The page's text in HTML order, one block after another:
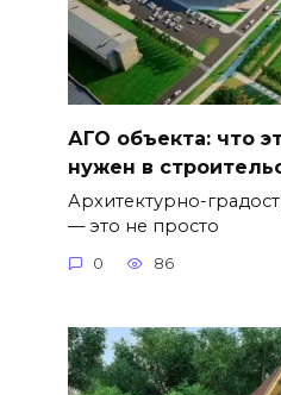
АГО объекта: что
нужен в
Архитектурно-
— это не просто
0 86